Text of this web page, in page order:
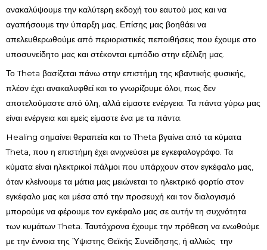
ανακαλύψουμε την καλύτερη εκδοχή του εαυτού μας και να
αγαπήσουμε την ύπαρξη μας. Επίσης μας βοηθάει να
απελευθερωθούμε από περιοριστικές πεποιθήσεις που έχουμε στο
υποσυνείδητο μας και στέκονται εμπόδιο στην εξέλιξη μας.
Το Theta βασίζεται πάνω στην επιστήμη της κβαντικής φυσικής,
πλέον έχει ανακαλυφθεί και το γνωρίζουμε όλοι, πως δεν
αποτελούμαστε από ύλη, αλλά είμαστε ενέργεια. Τα πάντα γύρω μας
είναι ενέργεια και εμείς είμαστε ένα με τα πάντα.
Healing σημαίνει θεραπεία και το Theta βγαίνει από τα κύματα
Theta, που η επιστήμη έχει ανιχνεύσει με εγκεφαλογράφο. Τα
κύματα είναι ηλεκτρικοί πάλμοι που υπάρχουν στον εγκέφαλο μας,
όταν κλείνουμε τα μάτια μας μειώνεται το ηλεκτρικό φορτίο στον
εγκέφαλο μας και μέσα από την προσευχή και τον διαλογισμό
μπορούμε να φέρουμε τον εγκέφαλο μας σε αυτήν τη συχνότητα
των κυμάτων Theta. Ταυτόχρονα έχουμε την πρόθεση να ενωθούμε
με την έννοια της Ύψιστης Θεϊκής Συνείδησης, ή αλλιώς την